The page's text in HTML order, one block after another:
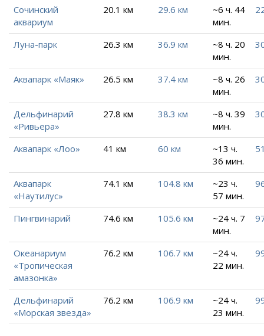
Сочинский
аквариум
20.1 км 29.6 км
~6 ч. 44
мин.
Луна-парк 26.3 км 36.9 км
~8 ч. 20
мин.
Аквапарк «Маяк» 26.5 км 37.4 км
~8 ч. 26
мин.
Дельфинарий
«Ривьера»
27.8 км 38.3 км
~8 ч. 39
мин.
Аквапарк «Лоо» 41 км 60 км
~13 ч.
36 мин.
Аквапарк
«Наутилус»
74.1 км 104.8 км
~23 ч.
57 мин.
Пингвинарий 74.6 км 105.6 км
~24 ч. 7
мин.
Океанариум
«Тропическая
амазонка»
76.2 км 106.7 км
~24 ч.
22 мин.
Дельфинарий
«Морская звезда»
76.2 км 106.9 км
~24 ч.
23 мин.